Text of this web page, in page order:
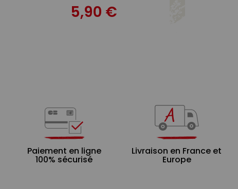
5,90 €
Paiement en ligne
100% sécurisé
Livraison en France et
Europe